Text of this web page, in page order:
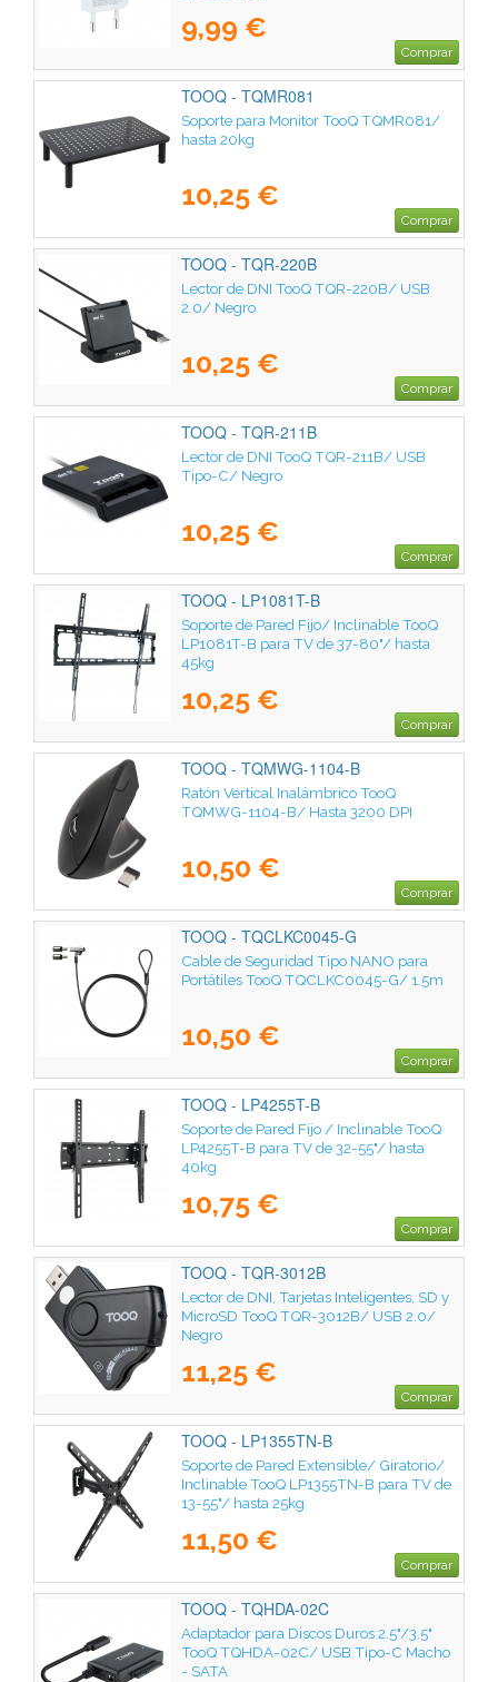
9,99 €
Comprar
TOOQ - TQMR081
Soporte para Monitor TooQ TQMR081/
hasta 20kg
10,25 €
Comprar
TOOQ - TQR-220B
Lector de DNI TooQ TQR-220B/ USB
2.0/ Negro
10,25 €
Comprar
TOOQ - TQR-211B
Lector de DNI TooQ TQR-211B/ USB
Tipo-C/ Negro
10,25 €
Comprar
TOOQ - LP1081T-B
Soporte de Pared Fijo/ Inclinable TooQ
LP1081T-B para TV de 37-80"/ hasta
45kg
10,25 €
Comprar
TOOQ - TQMWG-1104-B
Ratón Vertical Inalámbrico TooQ
TQMWG-1104-B/ Hasta 3200 DPI
10,50 €
Comprar
TOOQ - TQCLKC0045-G
Cable de Seguridad Tipo NANO para
Portátiles TooQ TQCLKC0045-G/ 1.5m
10,50 €
Comprar
TOOQ - LP4255T-B
Soporte de Pared Fijo / Inclinable TooQ
LP4255T-B para TV de 32-55"/ hasta
40kg
10,75 €
Comprar
TOOQ - TQR-3012B
Lector de DNI, Tarjetas Inteligentes, SD y
MicroSD TooQ TQR-3012B/ USB 2.0/
Negro
11,25 €
Comprar
TOOQ - LP1355TN-B
Soporte de Pared Extensible/ Giratorio/
Inclinable TooQ LP1355TN-B para TV de
13-55"/ hasta 25kg
11,50 €
Comprar
TOOQ - TQHDA-02C
Adaptador para Discos Duros 2.5"/3.5"
TooQ TQHDA-02C/ USB Tipo-C Macho
- SATA